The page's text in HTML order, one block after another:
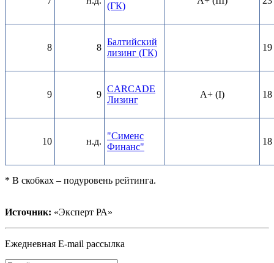
(ГК)
8 8
Балтийский
лизинг (ГК)
9 9
CARCADE
Лизинг
A+ (I)
10 н.д.
"Сименс
Финанс"
* В скобках – подуровень рейтинга.
Источник: «Эксперт РА»
Ежедневная E-mail рассылка